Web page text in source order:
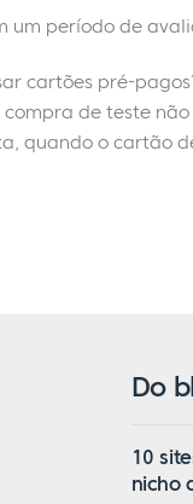
um período de
cartões pré-
de teste
quando o cartão
Do
10
nicho